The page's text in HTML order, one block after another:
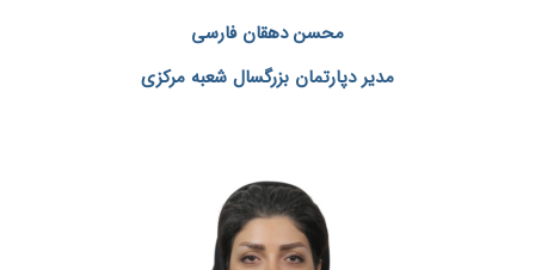
محسن دهقان فارسی
مدیر دپارتمان بزرگسال شعبه مرکزی